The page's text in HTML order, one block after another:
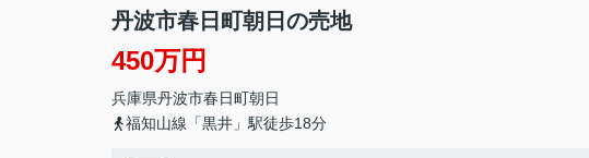
丹波市春日町朝日の売地
450万円
兵庫県丹波市春日町朝日
福知山線「黒井」駅徒歩18分